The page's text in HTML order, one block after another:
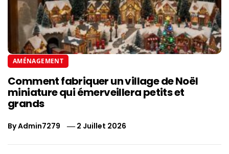
AMÉNAGEMENT
Comment fabriquer un village de Noël
miniature qui émerveillera petits et
grands
ByAdmin7279 2 Juillet 2026